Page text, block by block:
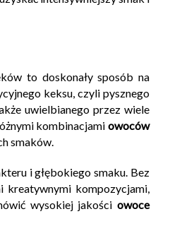
to doskonały sposób na
keksu, czyli pysznego
uwielbianego przez wiele
kombinacjami owoców
smaków.
i głębokiego smaku. Bez
kreatywnymi kompozycjami,
wysokiej jakościowoce